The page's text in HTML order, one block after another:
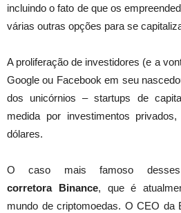
incluindo o fato de que os
várias outras opções para se
A proliferação de investidores (e a
Google ou Facebook em seu
dos unicórnios – startups de
medida por investimentos
dólares.
O caso mais famoso
corretora Binance, que é
mundo de criptomoedas. O CEO da